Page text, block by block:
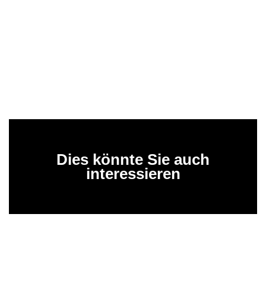
Dies könnte Sie auch
interessieren